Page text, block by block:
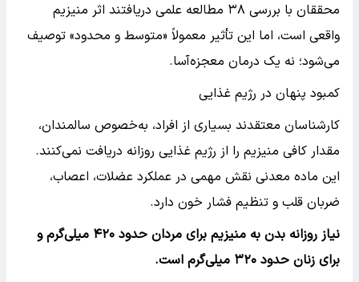
محققان با بررسی ۳۸ مطالعه علمی دریافتند اثر منیزیم
واقعی است، اما این تأثیر معمولاً «متوسط و محدود» توصیف
می‌شود؛ نه یک درمان معجزه‌آسا.
کمبود پنهان در رژیم غذایی
کارشناسان معتقدند بسیاری از افراد، به‌خصوص سالمندان،
مقدار کافی منیزیم را از رژیم غذایی روزانه دریافت نمی‌کنند.
این ماده معدنی نقش مهمی در عملکرد عضلات، اعصاب،
ضربان قلب و تنظیم فشار خون دارد.
نیاز روزانه بدن به منیزیم برای مردان حدود ۴۲۰ میلی‌گرم و
برای زنان حدود ۳۲۰ میلی‌گرم است.